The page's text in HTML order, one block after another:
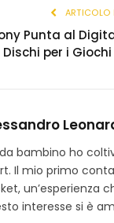
ARTICOLO
Punta al
Dischi per i
bambino ho
Il mio primo
un’esperienza
interesse si è